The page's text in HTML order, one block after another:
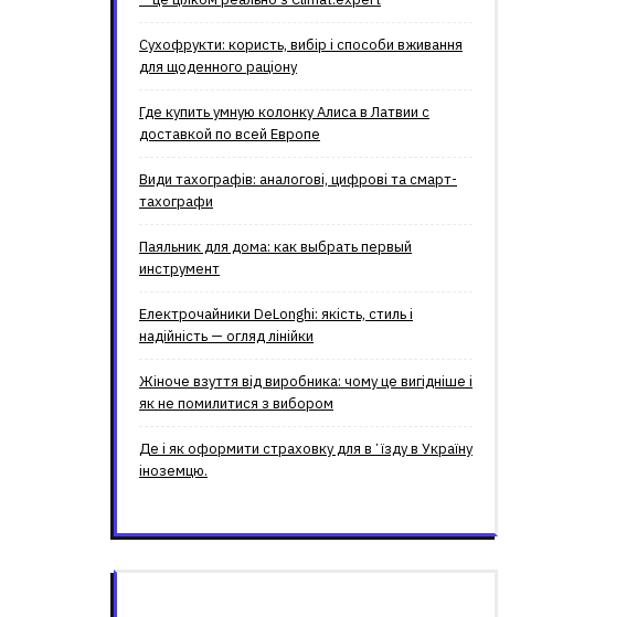
Сухофрукти: користь, вибір і способи вживання
для щоденного раціону
Где купить умную колонку Алиса в Латвии с
доставкой по всей Европе
Види тахографів: аналогові, цифрові та смарт-
тахографи
Паяльник для дома: как выбрать первый
инструмент
Електрочайники DeLonghi: якість, стиль і
надійність — огляд лінійки
Жіноче взуття від виробника: чому це вигідніше і
як не помилитися з вибором
Де і як оформити страховку для вʼїзду в Україну
іноземцю.